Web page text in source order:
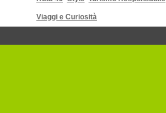
Viaggi e Curiosità